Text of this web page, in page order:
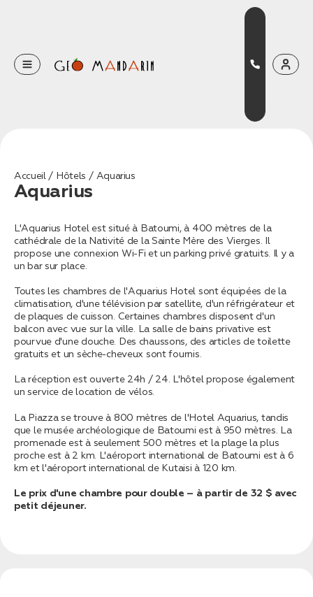
Accueil Hôtels Aquarius
Aquarius
L'Aquarius Hotel est situé à Batoumi, à 400 mètres de la
cathédrale de la Nativité de la Sainte Mère des Vierges. Il
propose une connexion Wi-Fi et un parking privé gratuits. Il y a
un bar sur place.
Toutes les chambres de l'Aquarius Hotel sont équipées de la
climatisation, d'une télévision par satellite, d'un réfrigérateur et
de plaques de cuisson. Certaines chambres disposent d'un
balcon avec vue sur la ville. La salle de bains privative est
pourvue d'une douche. Des chaussons, des articles de toilette
gratuits et un sèche-cheveux sont fournis.
La réception est ouverte 24h / 24. L'hôtel propose également
un service de location de vélos.
La Piazza se trouve à 800 mètres de l'Hotel Aquarius, tandis
que le musée archéologique de Batoumi est à 950 mètres. La
promenade est à seulement 500 mètres et la plage la plus
proche est à 2 km. L'aéroport international de Batoumi est à 6
km et l'aéroport international de Kutaisi à 120 km.
Le prix d'une chambre pour double – à partir de 32 $ avec
petit déjeuner.
Оставьте свои данные
Наш менеджер скоро свяжется с вами
Нажимая на кнопку, вы соглашаетесь с условиями
Бронирование
Оставьте свои данные, чтобы мы могли
связаться с вами
Дата:0
Кол-во человек:0
Оставить заявку
Нажимая на кнопку, вы соглашаетесь с условиями
Политики конфиденциальности